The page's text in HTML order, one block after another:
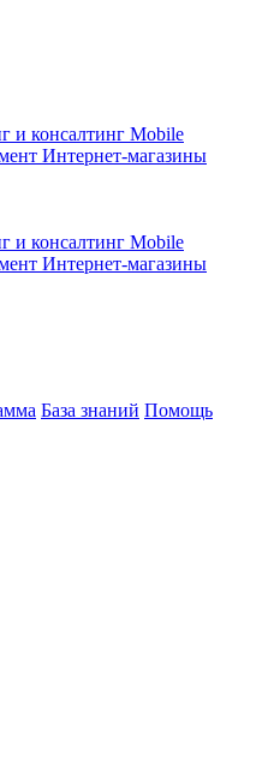
и консалтинг Mobile
Интернет-магазины
и консалтинг Mobile
Интернет-магазины
База знаний Помощь